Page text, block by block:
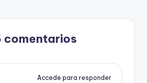
comentarios
Accede para responder